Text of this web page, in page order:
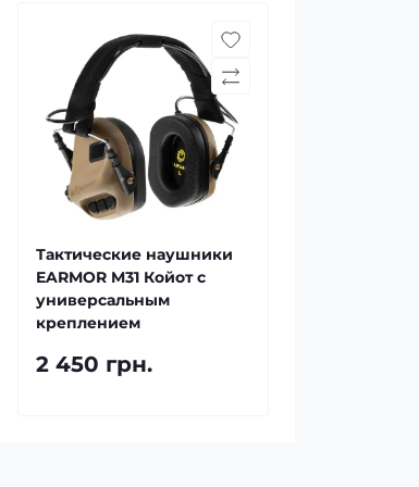
Тактические наушники
EARMOR M31 Койот с
универсальным
креплением
2 450 грн.